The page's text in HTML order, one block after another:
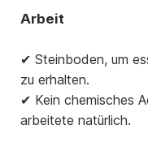
Arbeit
✔ Steinboden, um
zu erhalten.
✔ Kein chemisches
arbeitete natürlich.